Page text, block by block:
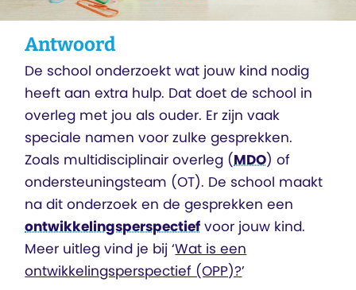
Antwoord
De school onderzoekt wat jouw kind nodig
heeft aan extra hulp. Dat doet de school in
overleg met jou als ouder. Er zijn vaak
speciale namen voor zulke gesprekken.
Zoals multidisciplinair overleg (MDO) of
ondersteuningsteam (OT). De school maakt
na dit onderzoek en de gesprekken een
ontwikkelingsperspectief voor jouw kind.
Meer uitleg vind je bij ‘Wat is een
ontwikkelingsperspectief (OPP)?’